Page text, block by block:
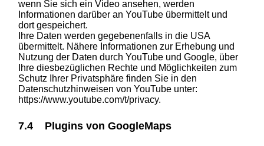
wenn Sie sich ein Video ansehen, werden
Informationen darüber an YouTube übermittelt und
dort gespeichert.
Ihre Daten werden gegebenenfalls in die USA
übermittelt. Nähere Informationen zur Erhebung und
Nutzung der Daten durch YouTube und Google, über
Ihre diesbezüglichen Rechte und Möglichkeiten zum
Schutz Ihrer Privatsphäre finden Sie in den
Datenschutzhinweisen von YouTube unter:
https://www.youtube.com/t/privacy.
7.4 Plugins von GoogleMaps